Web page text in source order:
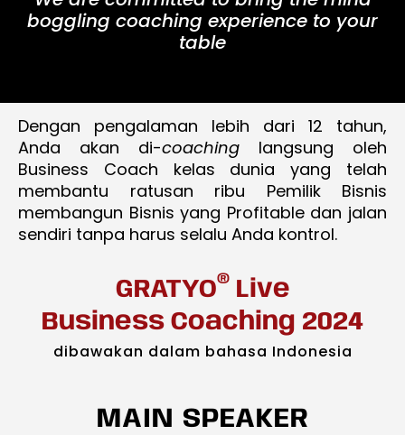
boggling coaching experience to your
table
Dengan pengalaman lebih dari 12 tahun,
Anda akan di-coaching langsung oleh
Business Coach kelas dunia yang telah
membantu ratusan ribu Pemilik Bisnis
membangun Bisnis yang Profitable dan jalan
sendiri tanpa harus selalu Anda kontrol.
GRATYO® Live
Business Coaching 2024
dibawakan dalam bahasa Indonesia
MAIN SPEAKER